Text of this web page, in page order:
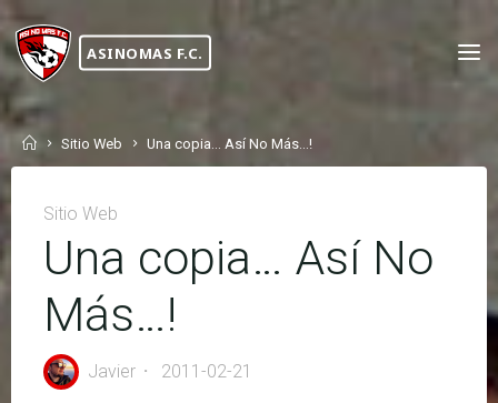
to
content
ASINOMAS F.C.
HomeSitio Web Una copia… Así No Más…!
Sitio Web
Una copia… Así No
Más…!
Javier 2011-02-21